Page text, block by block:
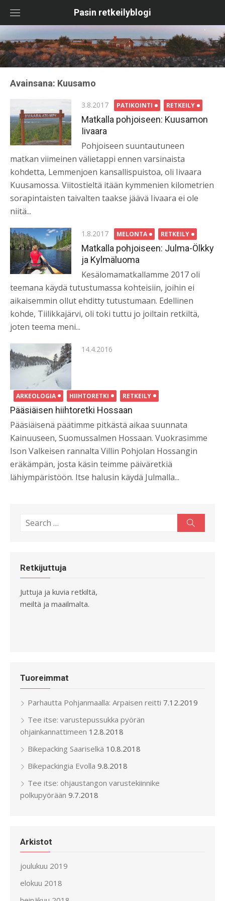
content
Pasin retkeilyblogi
Avainsana: Kuusamo
Posted
on
3.8.2017 PATIKOINTI RETKEILY
Matkalla pohjoiseen: Kuusamon
Iivaara
Pohjoiseen suuntautuneen
matkan viimeinen välietappi ennen varsinaista
kohdetta, Lemmenjoen kansallispuistoa, oli Iivaara
Kuusamossa. Viitostieltä itään kymmenien kilometrien
sorapintaisten taivalten taakse jäävä Iivaara ei ole
niitä...
Posted
on
1.8.2017 MELONTA RETKEILY
Matkalla pohjoiseen: Julma-Ölkky
ja Kylmäluoma
Kesälomamatkallamme 2017 oli
teemana käydä tutustumassa kohteisiin, joihin ei
aikaisemmin ollut ehditty tutustumaan. Edellinen
kohde, Tiilikkajärvi, oli toki tuttu jo joiltain retkiltä,
joten teema meni...
Posted
14.4.2016
ARKEOLOGIA HIIHTORETKI RETKEILY
Pääsiäisen hiihtoretki Hossaan
Pääsiäisenä päätimme pitkästä aikaa suunnata
Kainuuseen, Suomussalmen Hossaan. Vuokrasimme
Ison Valkeisen rannalta Villin Pohjolan Hossangin
eräkämpän, josta käsin teimme päiväretkiä
lähiympäristöön. Itse halusin käydä Julmalla...
Search
Retkijuttuja
Juttuja ja kuvia retkiltä,
meiltä ja maailmalta.
Tuoreimmat
Parhautta Pohjanmaalla: Arpaisen reitti 7.12.2019
Tee itse: varustepussukka pyörän
ohjainkannattimeen 12.8.2018
Bikepacking Saariselkä 10.8.2018
Bikepackingia Evolla 9.8.2018
Tee itse: ohjaustangon varustekiinnike
polkupyörään 9.7.2018
Arkistot
joulukuu 2019
elokuu 2018